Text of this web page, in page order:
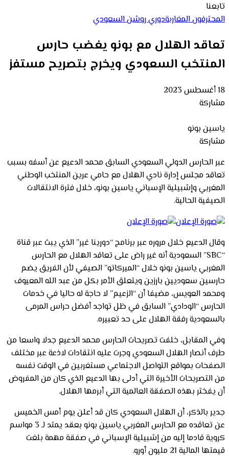
تابعنا
المحترفون المغاربةدوري روشن السعودي
تعاقد الهلال مع بونو يغضب حارس
المنتخب السعودي ويخرج بتصريح مستفز
18 أغسطس 2023
مشاركة
ياسين بونو
مشاركة
عبر الحارس الدولي السعودي السابق محمد الدعيع عن أسفه بسبب
تعاقد مجلس إدارة نادي الهلال مع حامي عرين المنتخب الوطني
المغربي وإشبيلية الإسباني ياسين بونو، خلال فترة الانتقالات
الصيفية الحالية.
وقال الدعيع خلال مروره عبر برنامج “دورينا غير” الذي يبث عبر قناة
“SBC” السعودية أنه غير راض على تعاقد الهلال مع الحارس
المغربي ياسين بونو خلال “الميركاتو” الصيفي لأن الفريق يضم
حارسين سعوديين بارزين ويتعلق الأمر بكل من عبد الله المعيوف
ومحمد العويس، مضيفا أن “الزعيم” لا حاجة له حاليا في خدمات
الحارس “الودادي” السابق في ظل تواجد أفضل حراس المرمى
بالسعودية رفقة الهلال على حد تعبيره.
وفي المقابل، خلفت تصريحات الحارس محمد الدعيع جدلا واسعا من
طرف أنصار الهلال السعودي وجرت عليه انتقادات لاذعة عبر مختلف
الصفحات بمواقع التواصل الاجتماعي مستغربين في الوقت نفسه
من التصريحات الأخيرة التي أدلى بها الدعيع الذي كان من المفروض
أن يفختر بهذه الصفقة العالمية التي أبرمها الهلال.
جدير بالذكر، أن الهلال السعودي كان قد أعلن يوم أمس الخميس
عن تعاقده مع الحارس المغربي ياسين بونو بعقد يمتد لـ 3 مواسم
كروية قادما إليه من إشبيلية الإسباني في صفقة مهمة بلغت
قيمتها المالية 21 مليون أورو.